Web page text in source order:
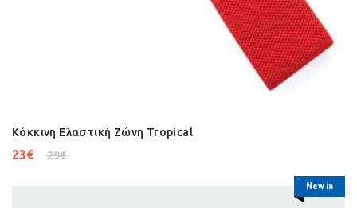
Κόκκινη Ελαστική Ζώνη Tropical
29€
23€
New in